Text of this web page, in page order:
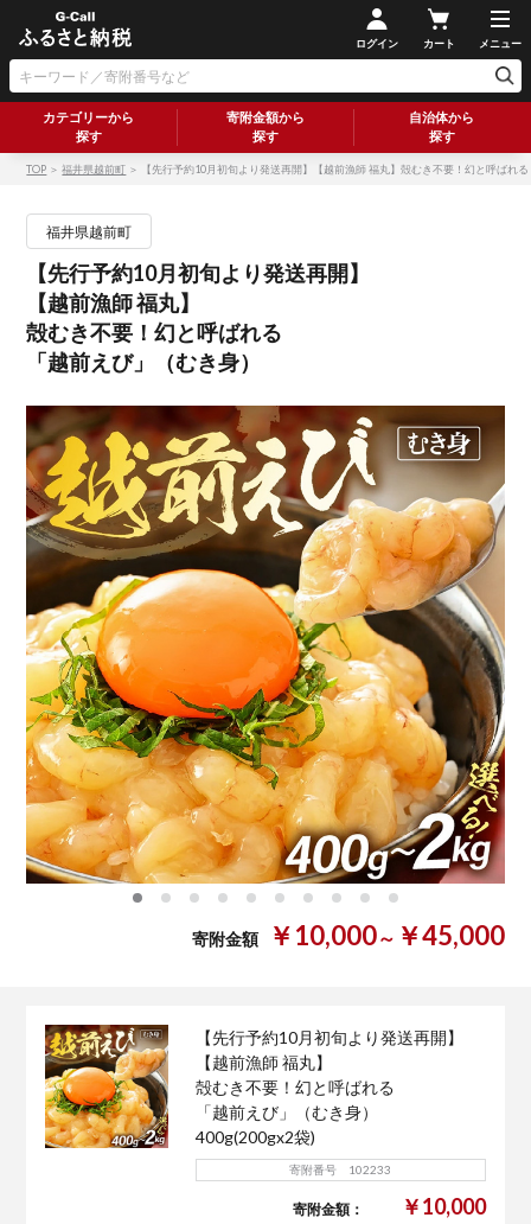
ログイン カート メニュー
カテゴリーから
探す
寄附金額から
探す
自治体から
探す
TOP ＞福井県越前町 ＞ 【先行予約10月初旬より発送再開】【越前漁師 福丸】殻むき不要！幻と呼ばれ
福井県越前町
【先行予約10月初旬より発送再開】
【越前漁師 福丸】
殻むき不要！幻と呼ばれる
「越前えび」（むき身）
寄附金額 ￥10,000～ ￥45,000
【先行予約10月初旬より発送再開】
【越前漁師 福丸】
殻むき不要！幻と呼ばれる
「越前えび」（むき身）
400g(200gx2袋)
寄附番号 102233
寄附金額： ￥10,000